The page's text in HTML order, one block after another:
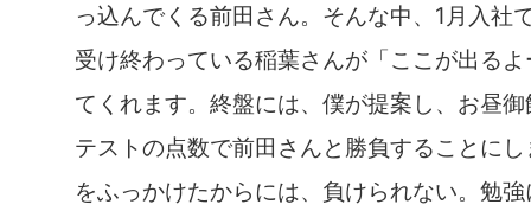
っ込んでくる前田さん。そんな中、1月入社
受け終わっている稲葉さんが「ここが出る
てくれます。終盤には、僕が提案し、お昼
テストの点数で前田さんと勝負することに
をふっかけたからには、負けられない。勉